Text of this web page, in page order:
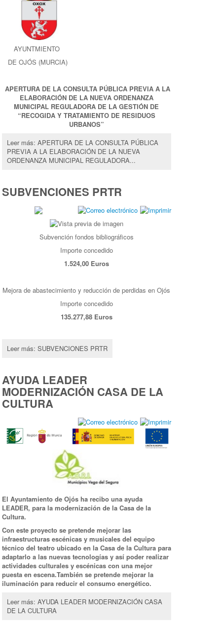
AYUNTMIENTO
DE OJÓS (MURCIA)
APERTURA DE LA CONSULTA PÚBLICA PREVIA A LA
ELABORACIÓN DE LA NUEVA ORDENANZA
MUNICIPAL REGULADORA DE LA GESTIÓN DE
“RECOGIDA Y TRATAMIENTO DE RESIDUOS
URBANOS”
Leer más: APERTURA DE LA CONSULTA PÚBLICA
PREVIA A LA ELABORACIÓN DE LA NUEVA
ORDENANZA MUNICIPAL REGULADORA...
SUBVENCIONES PRTR
Subvención fondos bibliográficos
Importe concedido
1.524,00 Euros
Mejora de abastecimiento y reducción de perdidas en Ojós
Importe concedido
135.277,88 Euros
Leer más: SUBVENCIONES PRTR
AYUDA LEADER
MODERNIZACIÓN CASA DE LA
CULTURA
El Ayuntamiento de Ojós ha recibo una ayuda
LEADER, para la modernización de la Casa de la
Cultura.
Con este proyecto se pretende mejorar las
infraestructuras escénicas y musicales del equipo
técnico del teatro ubicado en la Casa de la Cultura para
adaptarlo a las nuevas tecnologías y así poder realizar
actividades culturales y escénicas con una mejor
puesta en escena.También se pretende mejorar la
iluminación para reducir el consumo energético.
Leer más: AYUDA LEADER MODERNIZACIÓN CASA
DE LA CULTURA